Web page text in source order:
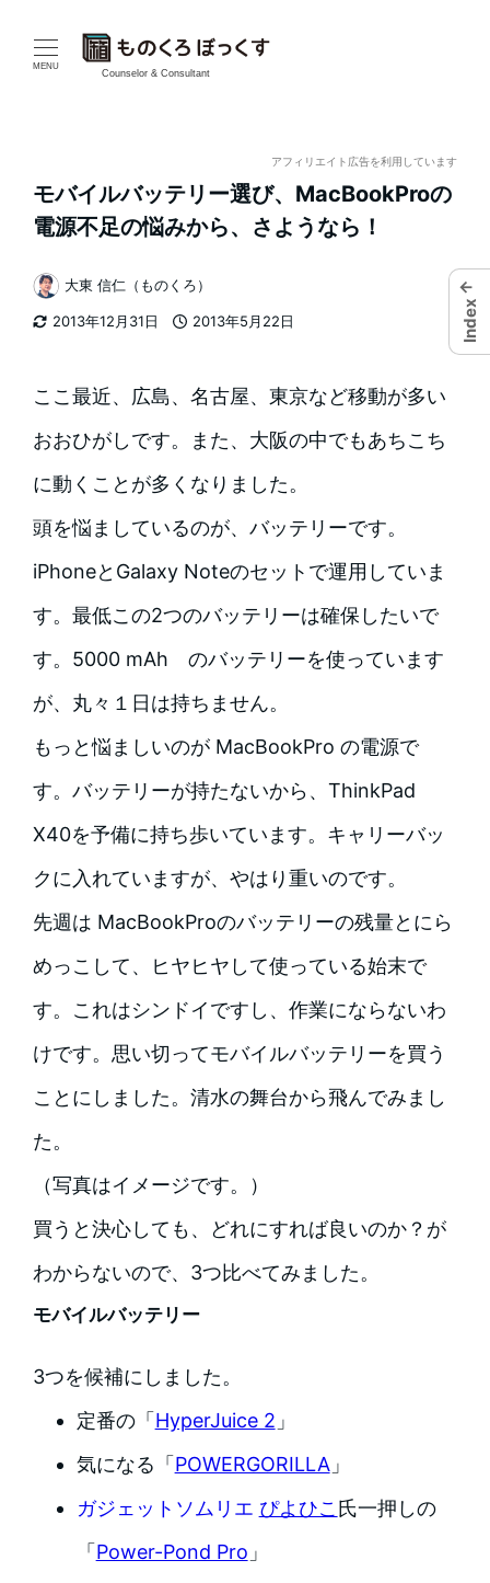
MENU
Counselor & Consultant
アフィリエイト広告を利用しています
モバイルバッテリー選び、MacBookProの
電源不足の悩みから、さようなら！
2013年12月31日
2013年5月22日
著
者
大東 信仁（ものくろ）
ここ最近、広島、名古屋、東京など移動が多い
おおひがしです。また、大阪の中でもあちこち
に動くことが多くなりました。
頭を悩ましているのが、バッテリーです。
iPhoneとGalaxy Noteのセットで運用していま
す。最低この2つのバッテリーは確保したいで
す。5000 mAh のバッテリーを使っています
が、丸々１日は持ちません。
もっと悩ましいのが MacBookPro の電源で
す。バッテリーが持たないから、ThinkPad
X40を予備に持ち歩いています。キャリーバッ
クに入れていますが、やはり重いのです。
先週は MacBookProのバッテリーの残量とにら
めっこして、ヒヤヒヤして使っている始末で
す。これはシンドイですし、作業にならないわ
けです。思い切ってモバイルバッテリーを買う
ことにしました。清水の舞台から飛んでみまし
た。
（写真はイメージです。）
買うと決心しても、どれにすれば良いのか？が
わからないので、3つ比べてみました。
モバイルバッテリー
3つを候補にしました。
定番の「 HyperJuice 2 」
気になる「 POWERGORILLA」
ガジェットソムリエ ぴよひこ氏一押しの
「 Power-Pond Pro 」
←
Index